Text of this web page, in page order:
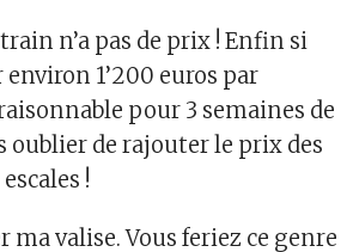
n’a pas de prix ! Enfin si
1’200 euros par
pour 3 semaines de
oublier de rajouter le prix des
!
ma valise. Vous feriez ce genre